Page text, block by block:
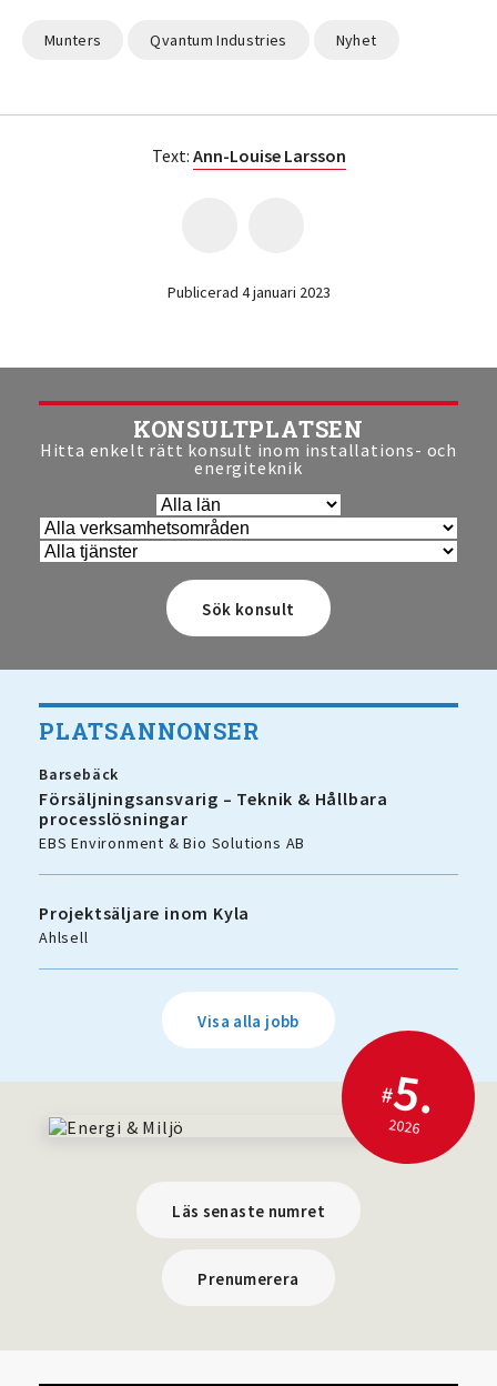
Munters Qvantum Industries Nyhet
Text: Ann-Louise Larsson
Publicerad 4 januari 2023
KONSULTPLATSEN
Hitta enkelt rätt konsult inom installations- och
energiteknik
PLATSANNONSER
Barsebäck
Försäljningsansvarig – Teknik & Hållbara
processlösningar
EBS Environment & Bio Solutions AB
Projektsäljare inom Kyla
Ahlsell
Visa alla jobb
#5.
2026
Läs senaste numret
Prenumerera